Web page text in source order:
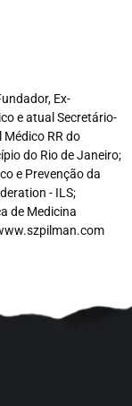
Ex-
e atual Secretário-
Médico RR do
do Rio de Janeiro;
e Prevenção da
- ILS;
de Medicina